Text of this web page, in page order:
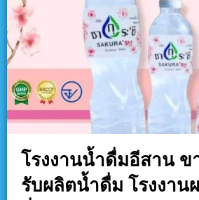
โรงงานน้ำดื่มอีสาน ข
รับผลิตน้ำดื่ม โรงงาน